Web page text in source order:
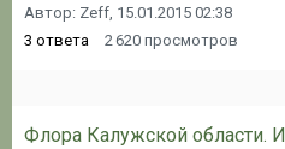
Автор: Zeff, 15.01.2015 02:38
3 ответа 2 620 просмотров
Флора Калужской области.